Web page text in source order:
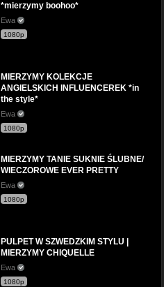
*mierzymy boohoo*
Ewa
1080p
MIERZYMY KOLEKCJE
ANGIELSKICH INFLUENCEREK *in
the style*
Ewa
1080p
MIERZYMY TANIE SUKNIE ŚLUBNE/
WIECZOROWE EVER PRETTY
Ewa
1080p
PULPET W SZWEDZKIM STYLU |
MIERZYMY CHIQUELLE
Ewa
1080p